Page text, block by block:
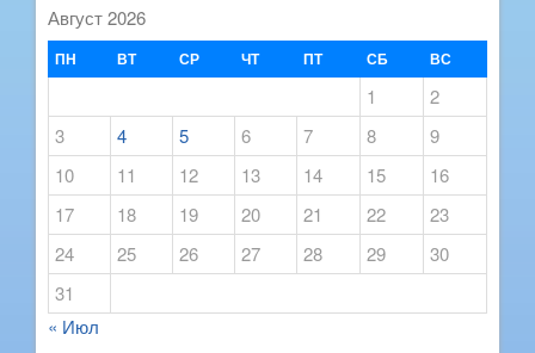
Август 2026
ПН ВТ СР ЧТ ПТ СБ ВС
1
2
3
4 5 6 7 8
9
10
11 12 13 14 15
16
17
18 19 20 21 22
23
24
25 26 27 28 29
30
31
« Июл